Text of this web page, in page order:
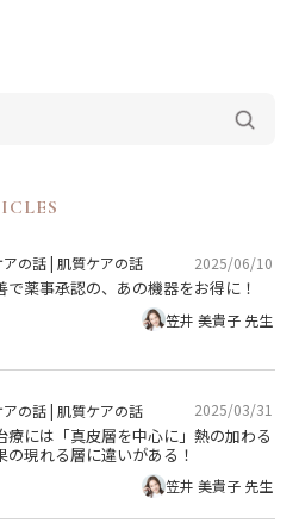
アの話|肌質ケアの話 2025/06/10
で薬事承認の、あの機器をお得に！
笠井 美貴子 先生
アの話|肌質ケアの話 2025/03/31
療には「真皮層を中心に」熱の加わる
の現れる層に違いがある！
笠井 美貴子 先生